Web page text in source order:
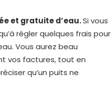
et gratuite d’eau.Si vous
régler quelques frais pour
Vous aurez beau
vos factures, tout en
qu’un puits ne